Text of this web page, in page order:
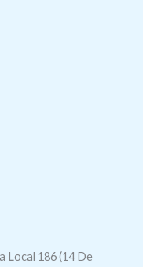
Local 186 (14 De